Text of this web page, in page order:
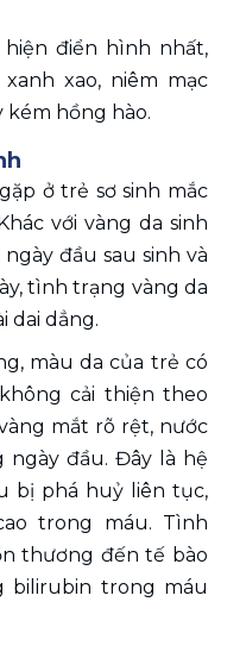
điển hình nhất,
xao, niêm mạc
kém hồng hào.
ở trẻ sơ sinh mắc
với vàng da sinh
đầu sau sinh và
tình trạng vàng da
dai dẳng.
màu da của trẻ có
cải thiện theo
mắt rõ rệt, nước
đầu. Đây là hệ
bị phá huỷ liên tục,
trong máu. Tình
thương đến tế bào
bilirubin trong máu